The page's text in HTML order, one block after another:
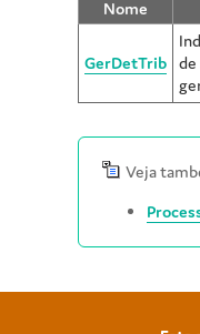
Nome
GerDetTrib de
Veja